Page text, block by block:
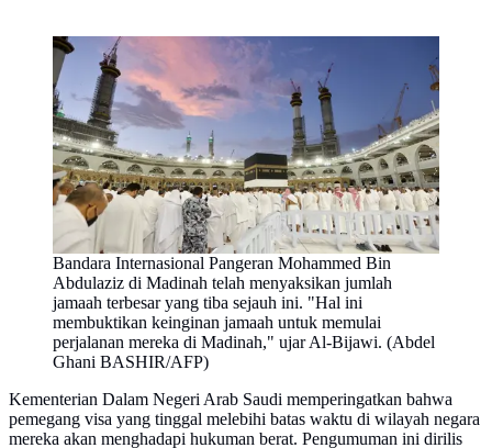
Bandara Internasional Pangeran Mohammed Bin
Abdulaziz di Madinah telah menyaksikan jumlah
jamaah terbesar yang tiba sejauh ini. "Hal ini
membuktikan keinginan jamaah untuk memulai
perjalanan mereka di Madinah," ujar Al-Bijawi. (Abdel
Ghani BASHIR/AFP)
Kementerian Dalam Negeri Arab Saudi memperingatkan bahwa
pemegang visa yang tinggal melebihi batas waktu di wilayah negara
mereka akan menghadapi hukuman berat. Pengumuman ini dirilis